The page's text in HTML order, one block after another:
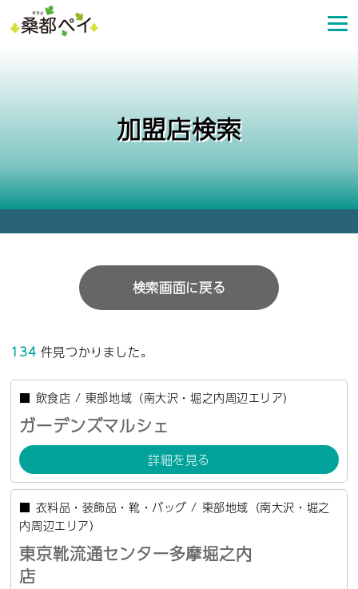
ン
プ
加盟店検索
検索画面に戻る
134 件見つかりました。
■ 飲食店 / 東部地域（南大沢・堀之内周辺エリア）
ガーデンズマルシェ
詳細を見る
■ 衣料品・装飾品・靴・バッグ / 東部地域（南大沢・堀之
内周辺エリア）
東京靴流通センター多摩堀之内
店